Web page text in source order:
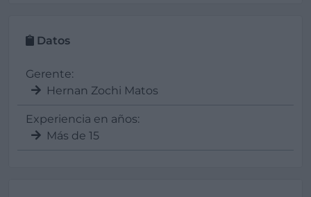
Datos
Gerente:
Hernan Zochi Matos
Experiencia en años:
Más de 15